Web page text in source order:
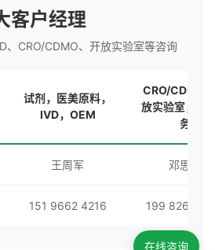
客户经理
、CRO/CDMO、开放实验室等咨询
试剂，医美原料，
IVD，OEM
CRO/CDMO
放实验室，海
务
王周军 邓思秀
151 9662 4216 199 8262
在线咨询